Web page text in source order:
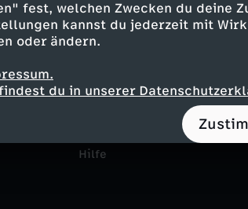
fest, welchen Zwecken du deine
kannst du jederzeit mit
oder ändern.
du in unserer
Service
ZDFmitreden
Tickets
Zuschauerservice
Hilfe